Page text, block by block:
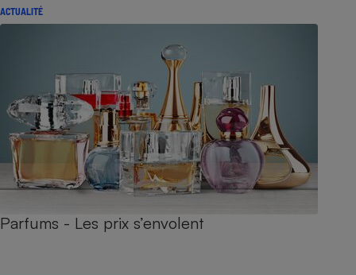
ACTUALITÉ
Parfums - Les prix s’envolent